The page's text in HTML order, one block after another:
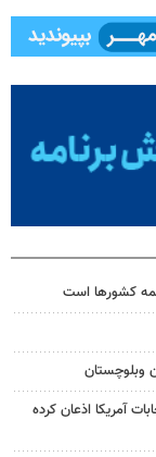
همه کشورها است
آمریکا اذعان کرده